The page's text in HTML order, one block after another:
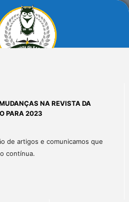
NA REVISTA DA
PARA 2023
de artigos e comunicamos que
contínua.